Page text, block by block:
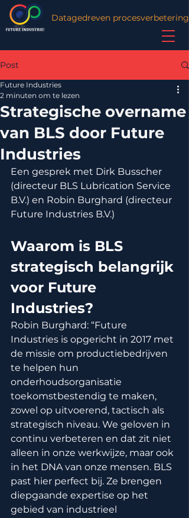
Datagedreven procesverbetering
Post
Strategische overname
van BLS door Future
Industries
Future Industries
2 minuten om te lezen
Een gesprek met Dirk Busscher
(directeur BLS Lubrication Service
B.V.) en Robin Burghard (directeur
Future Industries B.V.)
Waarom is BLS
strategisch belangrijk
voor Future
Industries?
Robin Burghard: “Future
Industries is opgericht in 2017 met
de missie om productiebedrijven
te helpen hun
onderhoudsorganisatie
toekomstbestendig te maken,
zowel op uitvoerend, tactisch als
strategisch niveau. We geloven in
continu verbeteren en dat zit niet
alleen in onze werkwijze, maar ook
in het DNA van onze mensen. BLS
past hier perfect bij. Ze brengen
diepgaande expertise op het
gebied van industrieel